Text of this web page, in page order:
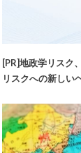
[PR]地政学リスク
リスクへの新しい